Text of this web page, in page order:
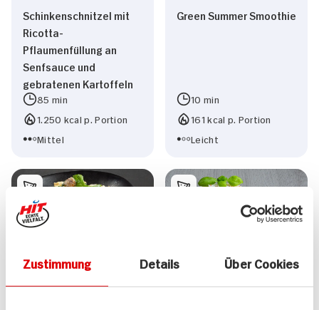
Zustimmung Details Über Cookies
Schinkenschnitzel mit
Ricotta-
Pflaumenfüllung an
Senfsauce und
gebratenen Kartoffeln
85 min
1.250 kcal p. Portion
Mittel
Green Summer Smoothie
10 min
161 kcal p. Portion
Leicht
Tortellini in Spinat-
Sahne-Sauce mit
Vegetarisches
Geschnetzeltes mit